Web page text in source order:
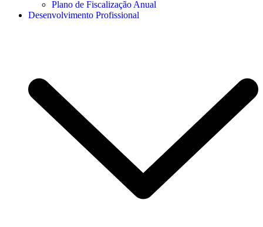
Plano de Fiscalização Anual
Desenvolvimento Profissional